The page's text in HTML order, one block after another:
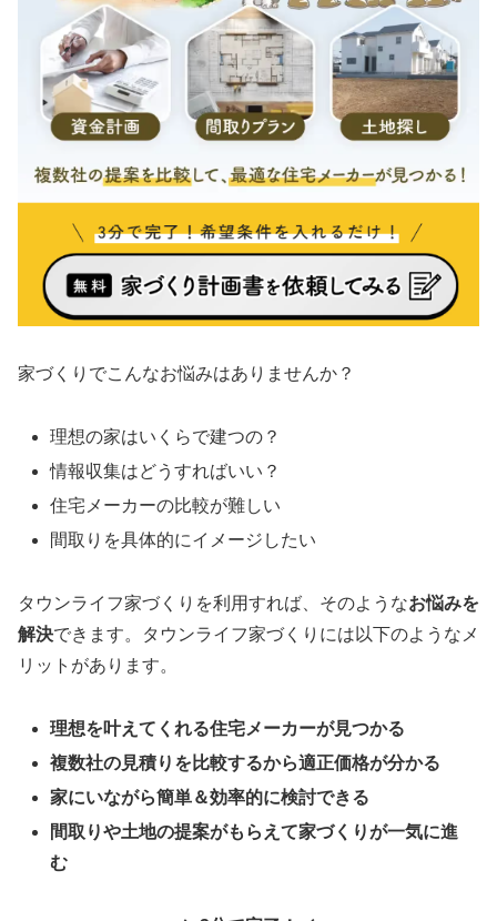
家づくりでこんなお悩みはありませんか？
理想の家はいくらで建つの？
情報収集はどうすればいい？
住宅メーカーの比較が難しい
間取りを具体的にイメージしたい
タウンライフ家づくりを利用すれば、そのようなお悩みを
解決できます。タウンライフ家づくりには以下のようなメ
リットがあります。
理想を叶えてくれる住宅メーカーが見つかる
複数社の見積りを比較するから適正価格が分かる
家にいながら簡単＆効率的に検討できる
間取りや土地の提案がもらえて家づくりが一気に進
む